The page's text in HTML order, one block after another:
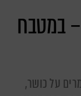
במטבח
על כושר,